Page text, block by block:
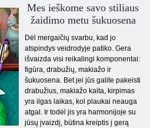
Mes ieškome savo stiliaus
žaidimo metu šukuosena
Dėl mergaičių svarbu, kad jo
atspindys veidrodyje patiko. Gera
išvaizda visi reikalingi komponentai:
figūra, drabužių, makiažo ir
šukuosena. Bet jei jūs galite pakeisti
drabužius, makiažo kaita, kirpimas
yra ilgas laikas, kol plaukai neauga
atgal. Ir todėl jis yra harmonijoje su
jūsų įvaizdį, būtina kreiptis į gerą